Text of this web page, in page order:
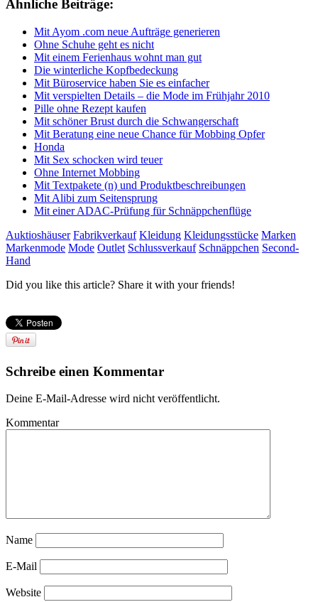
Ähnliche Beiträge:
Mit Ayom .com neue Aufträge generieren
Ohne Schuhe geht es nicht
Mit einem Ferienhaus wohnt man gut
Die winterliche Kopfbedeckung
Mit Büroservice haben Sie es einfacher
Mit verspielten Details – die Mode im Frühjahr 2010
Pille ohne Rezept kaufen
Mit schöner Brust durch die Schwangerschaft
Mit Beratung eine neue Chance für Mobbing Opfer
Honda
Mit Sex schocken wird teuer
Ohne Internet Mobbing
Mit Textpakete (n) und Produktbeschreibungen
Mit Alibi zum Seitensprung
Mit einer ADAC-Prüfung für Schnäppchenflüge
Auktioshäuser Fabrikverkauf Kleidung Kleidungsstücke Marken
Markenmode Mode Outlet Schlussverkauf Schnäppchen Second-
Hand
Did you like this article? Share it with your friends!
Schreibe einen Kommentar
Deine E-Mail-Adresse wird nicht veröffentlicht.
Kommentar
Name
E-Mail
Website